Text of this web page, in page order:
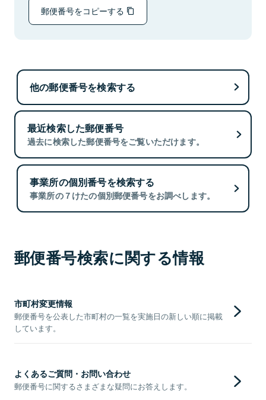
郵便番号をコピーする
他の郵便番号を検索する
最近検索した郵便番号
過去に検索した郵便番号をご覧いただけます。
事業所の個別番号を検索する
事業所の７けたの個別郵便番号をお調べします。
郵便番号検索に関する情報
市町村変更情報
郵便番号を公表した市町村の一覧を実施日の新しい順に掲載
しています。
よくあるご質問・お問い合わせ
郵便番号に関するさまざまな疑問にお答えします。